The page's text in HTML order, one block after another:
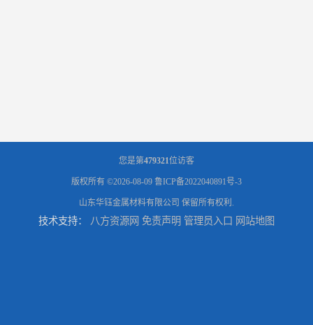
您是第479321位访客
版权所有 ©2026-08-09 鲁ICP备2022040891号-3
山东华钰金属材料有限公司 保留所有权利.
技术支持： 八方资源网 免责声明 管理员入口 网站地图